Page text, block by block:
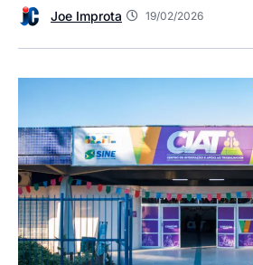
Joe Improta 19/02/2026